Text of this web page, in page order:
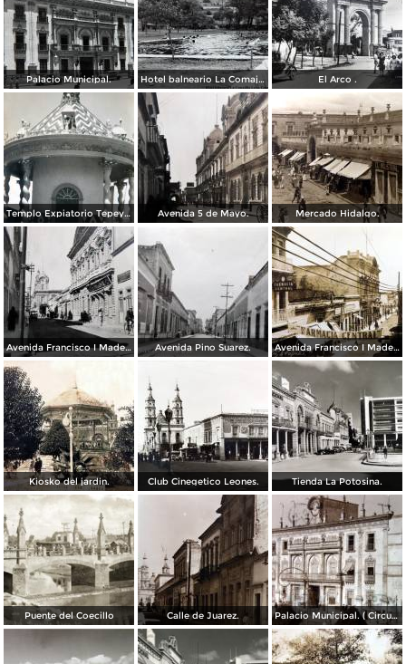
Palacio Municipal. Hotel balneario La Comajilla León, Guanajuato El Arco .
Templo Expiatorio Tepeyac. Avenida 5 de Mayo. Mercado Hidalgo.
Avenida Francisco I Madero. Avenida Pino Suarez. Avenida Francisco I Madero.
Kiosko del jardin. Club Cinegetico Leones. Tienda La Potosina.
Puente del Coecillo Calle de Juarez. Palacio Municipal. ( Circulada el 23 de Julio de 1924 ).